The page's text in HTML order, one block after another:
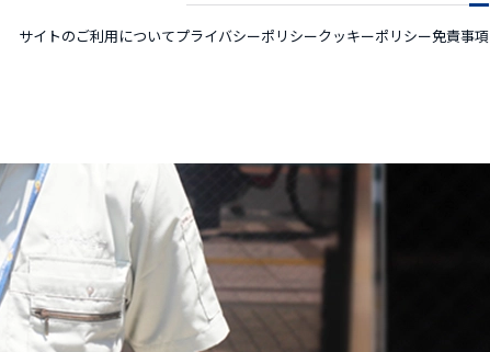
サイトのご利用についてプライバシーポリシークッキーポリシー免責事項